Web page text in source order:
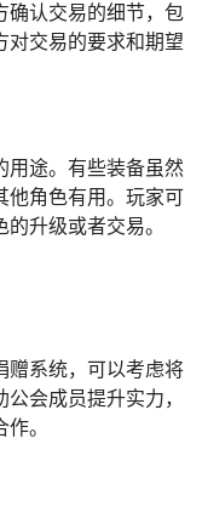
确认交易的细节，包
对交易的要求和期望
用途。有些装备虽然
他角色有用。玩家可
升级或者交易。
赠系统，可以考虑将
会成员提升实力，
。